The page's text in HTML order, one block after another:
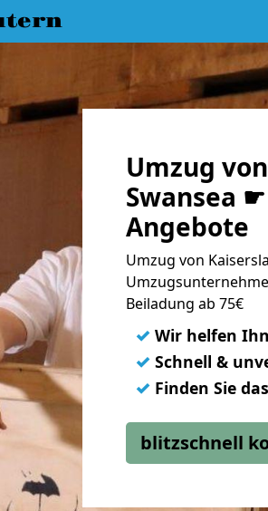
Umzug
Swansea
Angebote
Umzug von
Beiladung ab 75€
✓ Wir helfen
✓ Schnell &
✓ Finden Sie
blitzschnell